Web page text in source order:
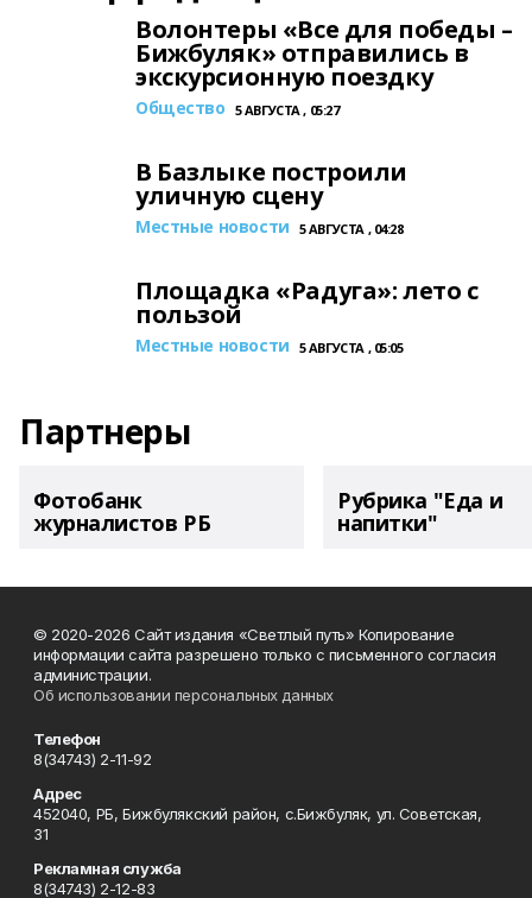
Волонтеры «Все для победы –
Бижбуляк» отправились в
экскурсионную поездку
Общество 5 АВГУСТА , 05:27
В Базлыке построили
уличную сцену
Местные новости 5 АВГУСТА , 04:28
Площадка «Радуга»: лето с
пользой
Местные новости 5 АВГУСТА , 05:05
Партнеры
Фотобанк
журналистов РБ
Рубрика "Еда и
напитки"
© 2020-2026 Сайт издания «Светлый путь» Копирование
информации сайта разрешено только с письменного согласия
администрации.
Об использовании персональных данных
Телефон
8(34743) 2-11-92
Адрес
452040, РБ, Бижбулякский район, с.Бижбуляк, ул. Советская,
31
Рекламная служба
8(34743) 2-12-83